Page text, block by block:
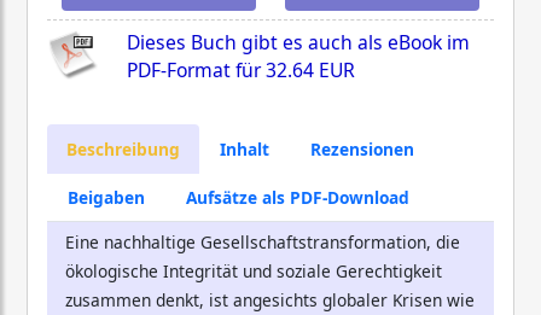
Dieses Buch gibt es auch als eBook im
PDF-Format für32.64 EUR
Beschreibung Inhalt Rezensionen
Beigaben
Aufsätze als PDF-Download
Eine nachhaltige Gesellschaftstransformation, die
ökologische Integrität und soziale Gerechtigkeit
zusammen denkt, ist angesichts globaler Krisen wie